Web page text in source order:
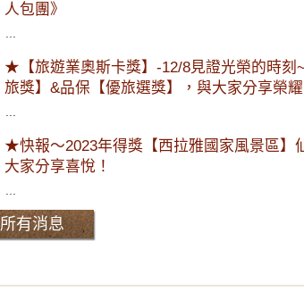
人包團》
★【旅遊業奧斯卡獎】-12/8見證光榮的時刻
旅獎】&品保【優旅選獎】，與大家分享榮耀
★快報～2023年得獎【西拉雅國家風景區】
大家分享喜悅！
所有消息